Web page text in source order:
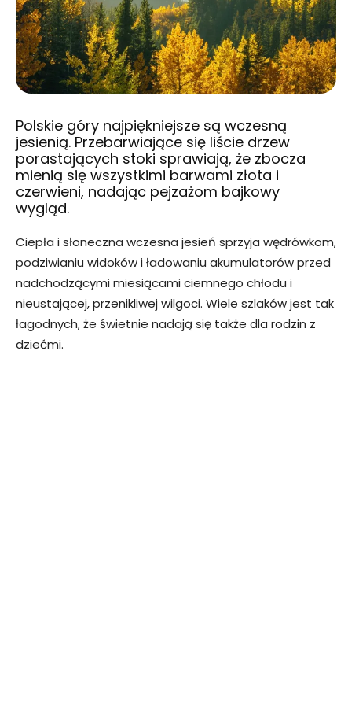
Polskie góry najpiękniejsze są wczesną
jesienią. Przebarwiające się liście drzew
porastających stoki sprawiają, że zbocza
mienią się wszystkimi barwami złota i
czerwieni, nadając pejzażom bajkowy
wygląd.
Ciepła i słoneczna wczesna jesień sprzyja wędrówkom,
podziwianiu widoków i ładowaniu akumulatorów przed
nadchodzącymi miesiącami ciemnego chłodu i
nieustającej, przenikliwej wilgoci. Wiele szlaków jest tak
łagodnych, że świetnie nadają się także dla rodzin z
dziećmi.